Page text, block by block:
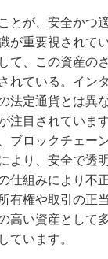
とが、安全かつ
が重要視されて
て、この資産の
れている。イン
法定通貨とは異
注目されていま
ブロックチェー
より、安全で透
仕組みにより不
有権や取引の正
高い資産として
ています。